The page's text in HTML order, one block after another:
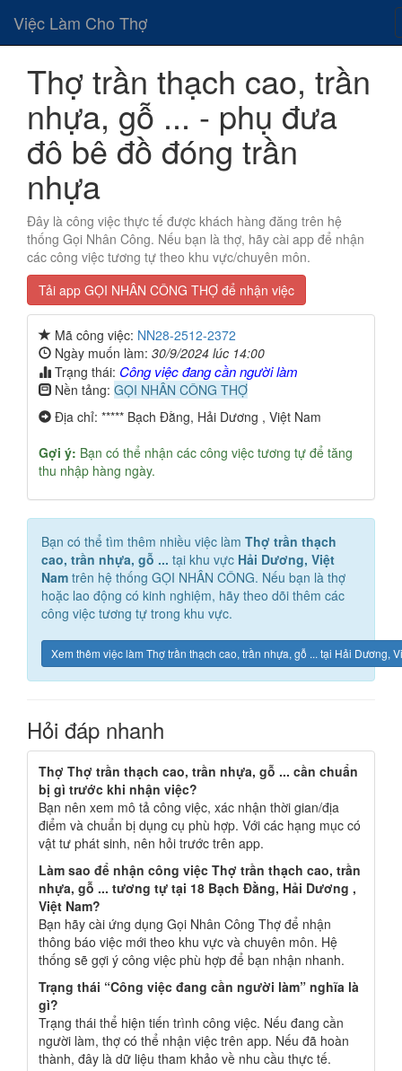
Việc Làm Cho Thợ
Thợ trần thạch cao, trần
nhựa, gỗ ... - phụ đưa
đô bê đồ đóng trần
nhựa
Đây là công việc thực tế được khách hàng đăng trên hệ
thống Gọi Nhân Công. Nếu bạn là thợ, hãy cài app để nhận
các công việc tương tự theo khu vực/chuyên môn.
Tải app GỌI NHÂN CÔNG THỢ để nhận việc
Mã công việc: NN28-2512-2372
Ngày muốn làm: 30/9/2024 lúc 14:00
Trạng thái: Công việc đang cần người làm
Nền tảng: GỌI NHÂN CÔNG THỢ
Địa chỉ: ***** Bạch Đằng, Hải Dương , Việt Nam
Gợi ý: Bạn có thể nhận các công việc tương tự để tăng
thu nhập hàng ngày.
Bạn có thể tìm thêm nhiều việc làm Thợ trần thạch
cao, trần nhựa, gỗ ... tại khu vực Hải Dương, Việt
Nam trên hệ thống GỌI NHÂN CÔNG. Nếu bạn là thợ
hoặc lao động có kinh nghiệm, hãy theo dõi thêm các
công việc tương tự trong khu vực.
Xem thêm việc làm Thợ trần thạch cao, trần nhựa, gỗ ... tại Hải Dương,
Hỏi đáp nhanh
Thợ Thợ trần thạch cao, trần nhựa, gỗ ... cần chuẩn
bị gì trước khi nhận việc?
Bạn nên xem mô tả công việc, xác nhận thời gian/địa
điểm và chuẩn bị dụng cụ phù hợp. Với các hạng mục có
vật tư phát sinh, nên hỏi trước trên app.
Làm sao để nhận công việc Thợ trần thạch cao, trần
nhựa, gỗ ... tương tự tại 18 Bạch Đằng, Hải Dương ,
Việt Nam?
Bạn hãy cài ứng dụng Gọi Nhân Công Thợ để nhận
thông báo việc mới theo khu vực và chuyên môn. Hệ
thống sẽ gợi ý công việc phù hợp để bạn nhận nhanh.
Trạng thái “Công việc đang cần người làm” nghĩa là
gì?
Trạng thái thể hiện tiến trình công việc. Nếu đang cần
người làm, thợ có thể nhận việc trên app. Nếu đã hoàn
thành, đây là dữ liệu tham khảo về nhu cầu thực tế.